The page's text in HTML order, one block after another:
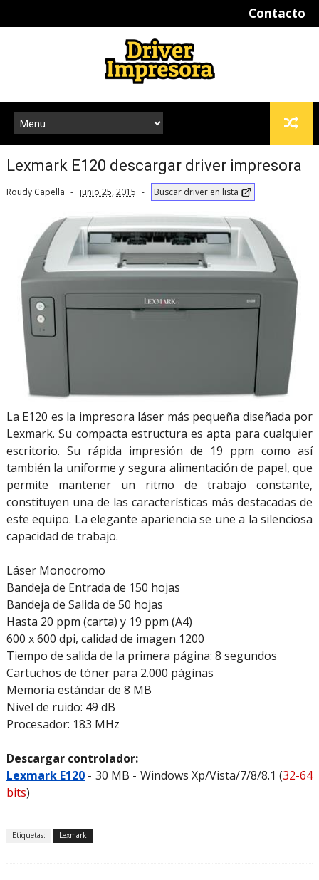
Contacto
Lexmark E120 descargar driver impresora
Roudy Capella junio 25, 2015 Buscar driver en lista
La E120 es la impresora láser más pequeña diseñada por
Lexmark. Su compacta estructura es apta para cualquier
escritorio. Su rápida impresión de 19 ppm como así
también la uniforme y segura alimentación de papel, que
permite mantener un ritmo de trabajo constante,
constituyen una de las características más destacadas de
este equipo. La elegante apariencia se une a la silenciosa
capacidad de trabajo.
Láser Monocromo
Bandeja de Entrada de 150 hojas
Bandeja de Salida de 50 hojas
Hasta 20 ppm (carta) y 19 ppm (A4)
600 x 600 dpi, calidad de imagen 1200
Tiempo de salida de la primera página: 8 segundos
Cartuchos de tóner para 2.000 páginas
Memoria estándar de 8 MB
Nivel de ruido: 49 dB
Procesador: 183 MHz
Descargar controlador:
Lexmark E120 - 30 MB - Windows Xp/Vista/7/8/8.1 (32-64
bits)
Etiquetas: Lexmark